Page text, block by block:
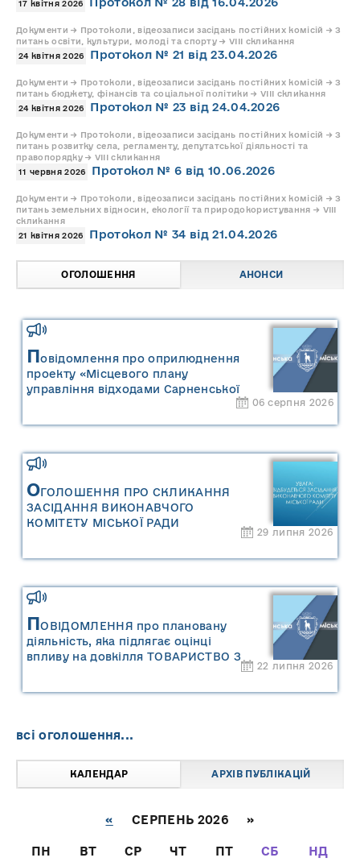
17 квітня 2026
Документи → Протоколи, відеозаписи засідань постійних комісій → З
питань освіти, культури, молоді та спорту → VIII скликання
24 квітня 2026
Протокол № 21 від 23.04.2026
Документи → Протоколи, відеозаписи засідань постійних комісій → З
питань бюджету, фінансів та соціальної політики → VIII скликання
24 квітня 2026
Протокол № 23 від 24.04.2026
Документи → Протоколи, відеозаписи засідань постійних комісій → З
питань розвитку села, регламенту, депутатської діяльності та
правопорядку → VIII скликання
11 червня 2026
Протокол № 6 від 10.06.2026
Документи → Протоколи, відеозаписи засідань постійних комісій → З
питань земельних відносин, екології та природокористування → VIII
скликання
21 квітня 2026
Протокол № 34 від 21.04.2026
ОГОЛОШЕННЯ АНОНСИ
Повідомлення про оприлюднення
проекту «Місцевого плану
управління відходами Сарненської
міської територіальної громади» та
управління відходами Сарненської
міської територіальної громади»
06 серпня 2026
ОГОЛОШЕННЯ ПРО СКЛИКАННЯ
ЗАСІДАННЯ ВИКОНАВЧОГО
КОМІТЕТУ МІСЬКОЇ РАДИ
29 липня 2026
ПОВІДОМЛЕННЯ про плановану
діяльність, яка підлягає оцінці
впливу на довкілля ТОВАРИСТВО З
22 липня 2026
всі оголошення...
КАЛЕНДАР АРХІВ ПУБЛІКАЦІЙ
« СЕРПЕНЬ 2026 »
ПН ВТ СР ЧТ ПТ СБ
НД